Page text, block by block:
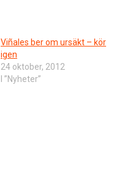
Viñales ber om ursäkt – kör
igen
24 oktober, 2012
I ”Nyheter”